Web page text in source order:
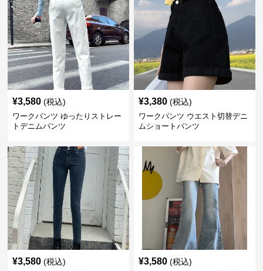
¥3,580 (税込)
ワークパンツ ゆったりストレー
トデニムパンツ
¥3,380 (税込)
ワークパンツ ウエスト切替デニ
ムショートパンツ
¥3,580 (税込) ¥3,580 (税込)